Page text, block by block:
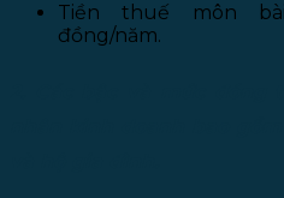
Tiền thuế môn
đồng/năm.